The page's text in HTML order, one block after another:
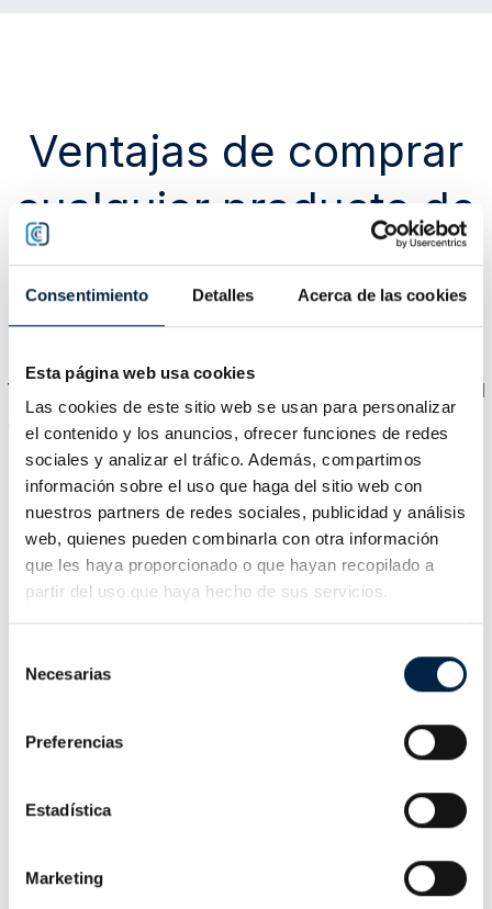
Consentimiento Detalles Acerca de las cookies
Esta página web usa cookies
Las cookies de este sitio web se usan para personalizar
el contenido y los anuncios, ofrecer funciones de redes
sociales y analizar el tráfico. Además, compartimos
información sobre el uso que haga del sitio web con
nuestros partners de redes sociales, publicidad y análisis
web, quienes pueden combinarla con otra información
que les haya proporcionado o que hayan recopilado a
partir del uso que haya hecho de sus servicios.
Necesarias
Preferencias
Estadística
Marketing
Ventajas de comprar
cualquier producto de
certificación digital en
la tienda Camerfirma
Tienes a tu disposición servicios de confianza digital
de una Autoridad de Certificación Cualificada eIDAS
para todo el entorno empresarial. Garantizamos la
seguridad en la compra de cualquiera de nuestros
productos.
Garantía
certificados digitales, respaldando cada
Si no estás satisfecho con tu certificado
Ofrecemos la tecnología más avanzada